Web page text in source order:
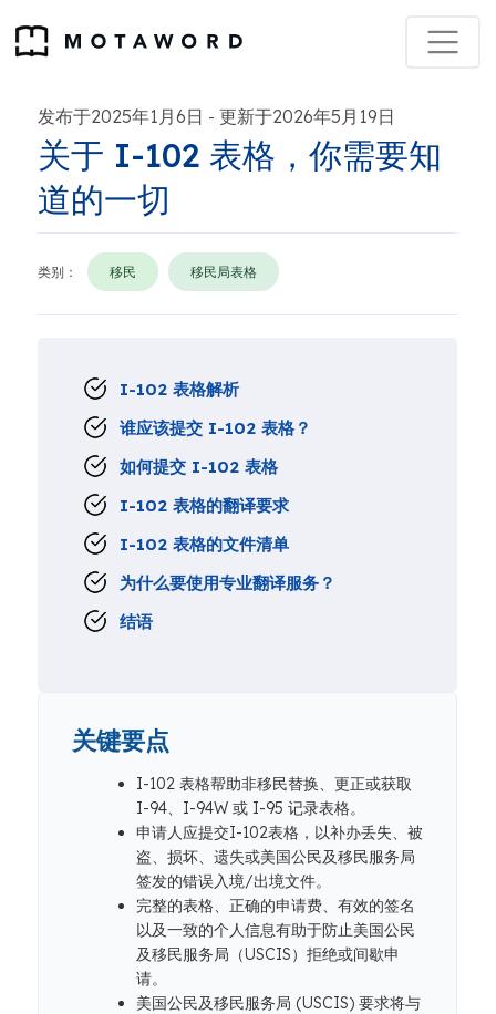
发布于2025年1月6日 - 更新于2026年5月19日
关于 I-102 表格，你需要知
道的一切
类别： 移民 移民局表格
I-102 表格解析
谁应该提交 I-102 表格？
如何提交 I-102 表格
I-102 表格的翻译要求
I-102 表格的文件清单
为什么要使用专业翻译服务？
结语
关键要点
I-102 表格帮助非移民替换、更正或获取
I-94、I-94W 或 I-95 记录表格。
申请人应提交I-102表格，以补办丢失、被
盗、损坏、遗失或美国公民及移民服务局
签发的错误入境/出境文件。
完整的表格、正确的申请费、有效的签名
以及一致的个人信息有助于防止美国公民
及移民服务局（USCIS）拒绝或间歇申
请。
美国公民及移民服务局 (USCIS) 要求将与